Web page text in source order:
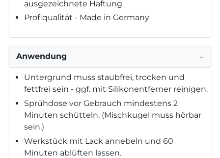
ausgezeichnete Haftung
Profiqualität - Made in Germany
Anwendung −
Untergrund muss staubfrei, trocken und
fettfrei sein - ggf. mit Silikonentferner reinigen.
Sprühdose vor Gebrauch mindestens 2
Minuten schütteln. (Mischkugel muss hörbar
sein.)
Werkstück mit Lack annebeln und 60
Minuten ablüften lassen.